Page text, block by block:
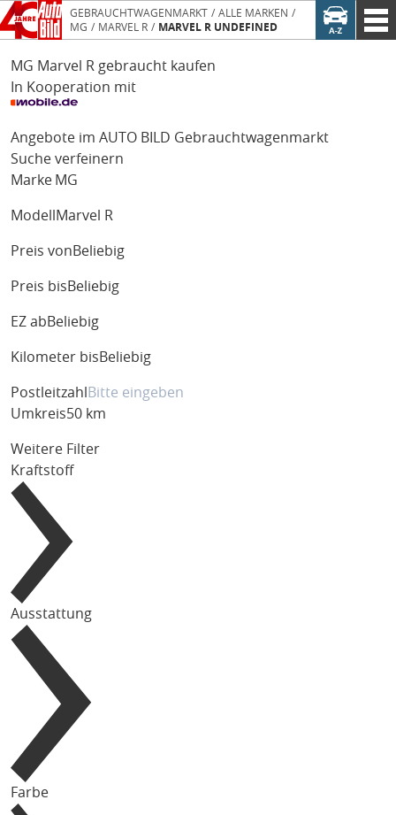
GEBRAUCHTWAGENMARKT
ALLE MARKEN
MG
MARVEL R MARVEL R UNDEFINED
MG Marvel R gebraucht kaufen
In Kooperation mit
Angebote im AUTO BILD Gebrauchtwagenmarkt
Suche verfeinern
Marke MG
Modell Marvel R
Preis von Beliebig
Preis bis Beliebig
EZ ab Beliebig
Kilometer bis Beliebig
Postleitzahl
Umkreis50 km
Weitere Filter
Kraftstoff
Ausstattung
Farbe